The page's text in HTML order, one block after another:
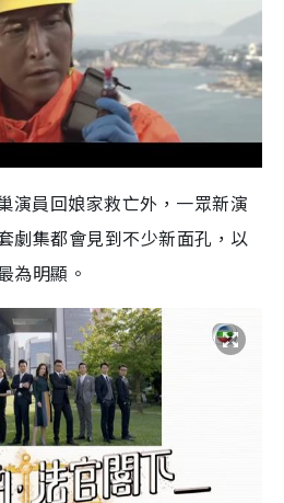
演員回娘家救亡外，一眾新演
劇集都會見到不少新面孔，以
為明顯。